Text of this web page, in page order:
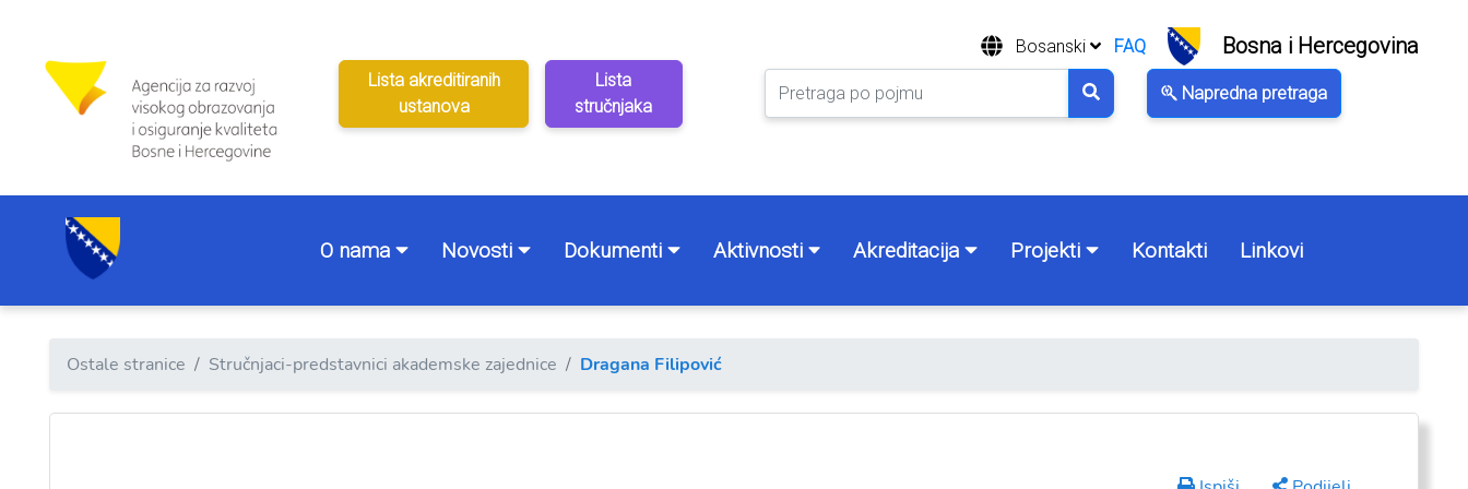
Lista akreditiranih
ustanova
Lista
stručnjaka
Napredna pretraga
Bosanski FAQ Bosna i Hercegovina
O nama Novosti Dokumenti Aktivnosti Akreditacija Projekti Kontakti Linkovi
Ostale stranice Stručnjaci-predstavnici akademske zajednice Dragana Filipović